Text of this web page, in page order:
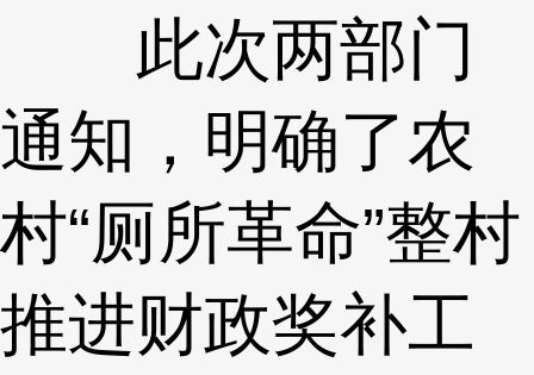
此次两部门
通知，明确了农
村“厕所革命”整村
推进财政奖补工